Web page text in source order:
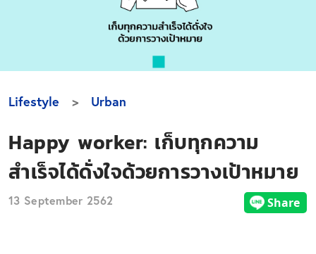
Lifestyle Urban
Happy worker: เก็บทุกความ
สำเร็จได้ดั่งใจด้วยการวางเป้าหมาย
13 September 2562